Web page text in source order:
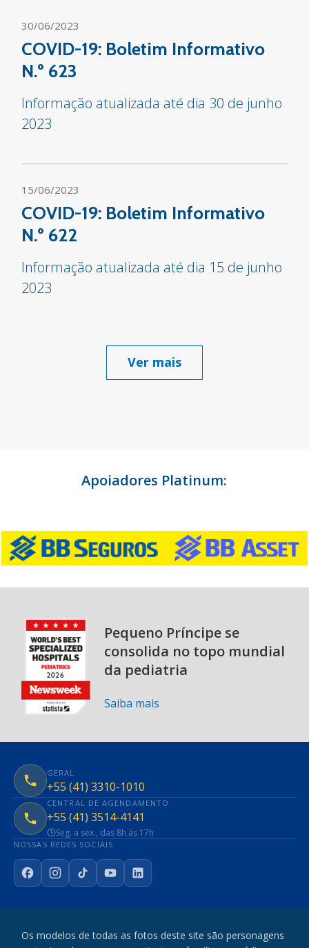
30/06/2023
COVID-19: Boletim Informativo
N.º 623
Informação atualizada até dia 30 de junho
2023
15/06/2023
COVID-19: Boletim Informativo
N.º 622
Informação atualizada até dia 15 de junho
2023
Ver mais
Apoiadores Platinum:
Pequeno Príncipe se
consolida no topo mundial
da pediatria
Saiba mais
GERAL
+55 (41) 3310-1010
CENTRAL DE AGENDAMENTO
+55 (41) 3514-4141
Seg. a sex., das 8h às 17h
NOSSAS REDES SOCIAIS
FacebookInstagram
TikTokYouTubeLinkedIn
Os modelos de todas as fotos deste site são personagens